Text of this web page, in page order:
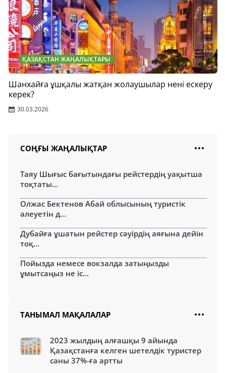
ҚАЗАҚСТАН ЖАҢАЛЫҚТАРЫ
Шанхайға ұшқалы жатқан жолаушылар нені ескеру
керек?
30.03.2026
СОҢҒЫ ЖАҢАЛЫҚТАР
Таяу Шығыс бағытындағы рейстердің уақытша
тоқтаты...
Олжас Бектенов Абай облысының туристік
әлеуетін д...
Дубайға ұшатын рейстер сәуірдің аяғына дейін
тоқ...
Пойызда немесе вокзалда затыңызды
ұмытсаңыз не іс...
ТАНЫМАЛ МАҚАЛАЛАР
2023 жылдың алғашқы 9 айында
Қазақстанға келген шетелдік туристер
саны 37%-ға артты